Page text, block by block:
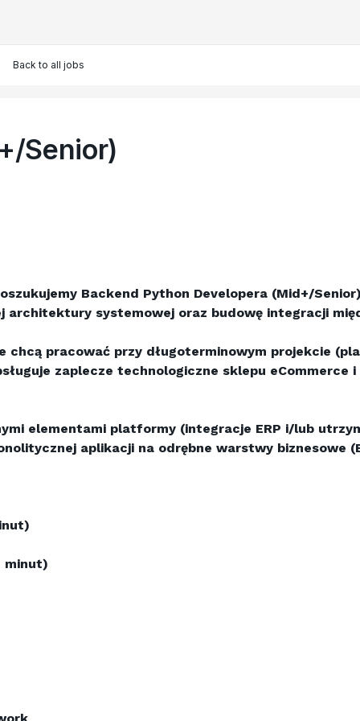
Back to all jobs
Senior)
Backend Python Developera (Mid+/
systemowej oraz budowę integracji
chcą pracować przy długoterminowym projekcie
zaplecze technologiczne sklepu eCommerce
elementami platformy (integracje ERP i/lub
aplikacji na odrębne warstwy biznesowe
minut)